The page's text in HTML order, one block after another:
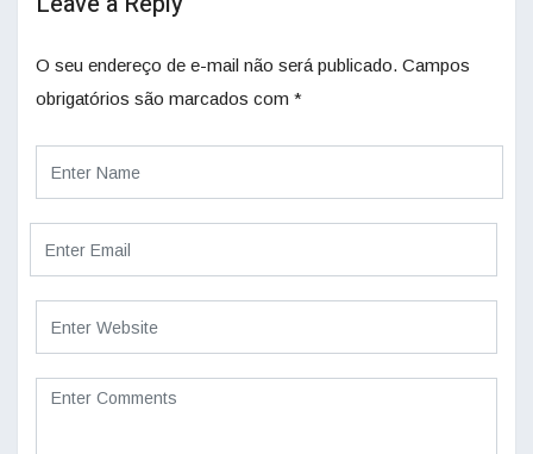
O seu endereço de e-mail não será publicado. Campos
obrigatórios são marcados com *